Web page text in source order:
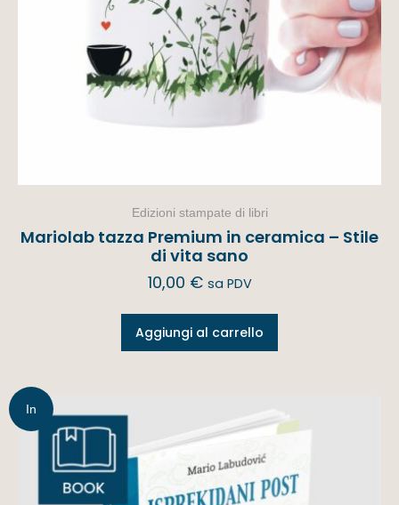
Edizioni stampate di libri
Mariolab tazza Premium in ceramica – Stile
di vita sano
10,00 € sa PDV
Aggiungi al carrello
In